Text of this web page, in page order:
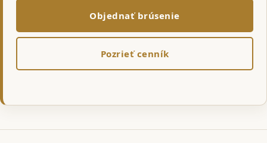
Objednať brúsenie
Pozrieť cenník